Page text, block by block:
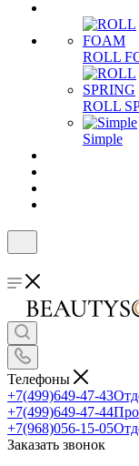
ROLL
ROLL
Simple
Телефоны
+7(499)649-47-43
+7(499)649-47-44
+7(968)056-15-05
Заказать звонок